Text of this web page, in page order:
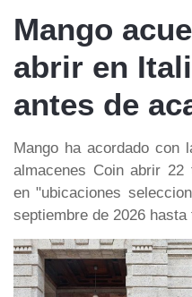
Mango
abrir en
antes de
Mango ha acordado con
almacenes Coin abrir 22
en "ubicaciones
septiembre de 2026 hasta